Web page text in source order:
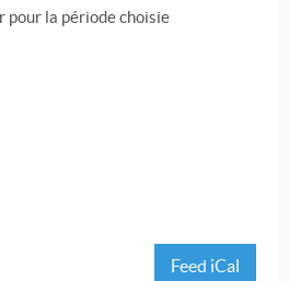
pour la période choisie
Feed iCal